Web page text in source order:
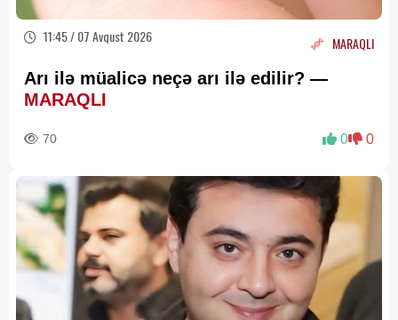
11:45 / 07 Avqust 2026 MARAQLI
Arı ilə müalicə neçə arı ilə edilir? —
MARAQLI
70 0 0